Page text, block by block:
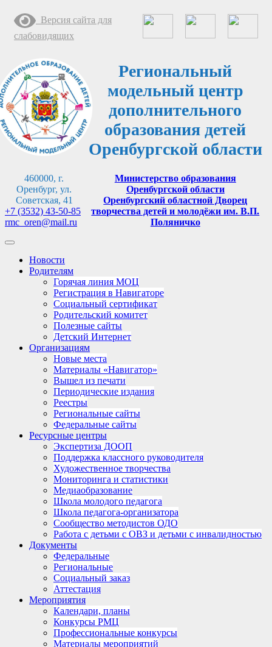
содержимому
Версия сайта для
слабовидящих
Региональный
модельный центр
дополнительного
образования детей
Оренбургской области
460000, г.
Оренбург, ул.
Советская, 41
+7 (3532) 43-50-85
rmc_oren@mail.ru
Министерство образования
Оренбургской области
Оренбургский областной Дворец
творчества детей и молодёжи им. В.П.
Поляничко
Новости
Родителям
Горячая линия МОЦ
Регистрация в Навигаторе
Социальный сертификат
Родительский комитет
Полезные сайты
Детский Интернет
Организациям
Новые места
Материалы «Навигатор»
Вышел из печати
Периодические издания
Реестры
Региональные сайты
Федеральные сайты
Ресурсные центры
Экспертиза ДООП
Поддержка классного руководителя
Художественное творчества
Мониторинга и статистики
Медиаобразование
Школа молодого педагога
Школа педагога-организатора
Сообщество методистов ОДО
Работа с детьми с ОВЗ и детьми с инвалидностью
Документы
Федеральные
Региональные
Социальный заказ
Аттестация
Мероприятия
Календари, планы
Конкурсы РМЦ
Профессиональные конкурсы
Материалы мероприятий